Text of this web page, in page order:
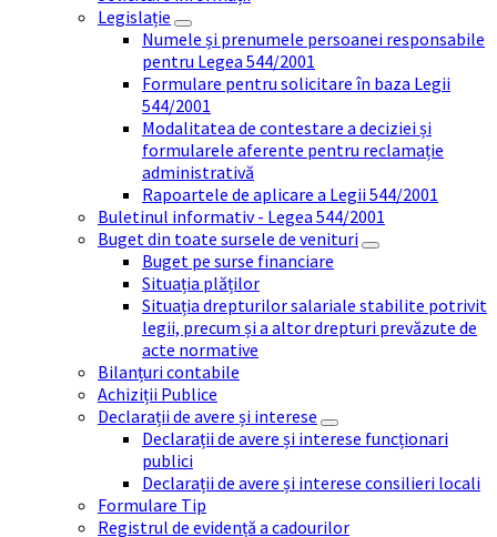
Legislație
Numele și prenumele persoanei responsabile
pentru Legea 544/2001
Formulare pentru solicitare în baza Legii
544/2001
Modalitatea de contestare a deciziei și
formularele aferente pentru reclamație
administrativă
Rapoartele de aplicare a Legii 544/2001
Buletinul informativ - Legea 544/2001
Buget din toate sursele de venituri
Buget pe surse financiare
Situația plăților
Situația drepturilor salariale stabilite potrivit
legii, precum și a altor drepturi prevăzute de
acte normative
Bilanțuri contabile
Achiziții Publice
Declarații de avere și interese
Declarații de avere și interese funcționari
publici
Declarații de avere și interese consilieri locali
Formulare Tip
Registrul de evidență a cadourilor